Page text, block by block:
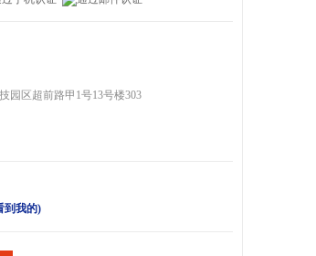
园区超前路甲1号13号楼303
到我的)